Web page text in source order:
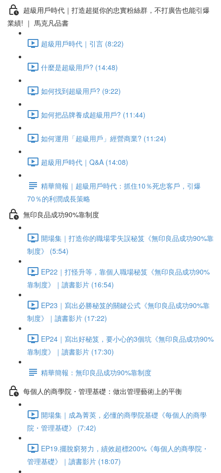
超級用戶時代｜打造超挺你的忠實粉絲群，不打廣告也能引爆
業績! ｜ 馬克凡品書
超級用戶時代｜引言 (8:22)
什麼是超級用戶? (14:48)
如何找到超級用戶? (9:22)
如何把品牌養成超級用戶? (11:44)
如何運用「超級用戶」經營商業? (11:24)
超級用戶時代｜Q&A (14:08)
精華簡報｜超級用戶時代：抓住10％死忠客戶，引爆
70％的利潤成長策略
無印良品成功90%靠制度
開場集｜打造你的職場零失誤秘笈《無印良品成功90%靠
制度》 (5:54)
EP22｜打怪升等，靠個人職場秘笈《無印良品成功90%
靠制度》｜讀書影片 (16:54)
EP23｜寫出必勝秘笈的關鍵公式《無印良品成功90%靠
制度》｜讀書影片 (17:22)
EP24｜寫出好秘笈，要小心的3個坑《無印良品成功90%
靠制度》｜讀書影片 (17:30)
精華簡報：無印良品成功90%靠制度
每個人的商學院・管理基礎：做出管理藝術上的平衡
開場集｜成為菁英，必懂的商學院基礎《每個人的商學
院・管理基礎》 (7:42)
EP19.擺脫窮努力，績效超標200%《每個人的商學院・
管理基礎》｜讀書影片 (18:07)